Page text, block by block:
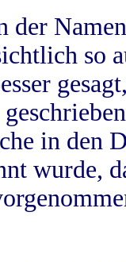
der
so
in
wurde,